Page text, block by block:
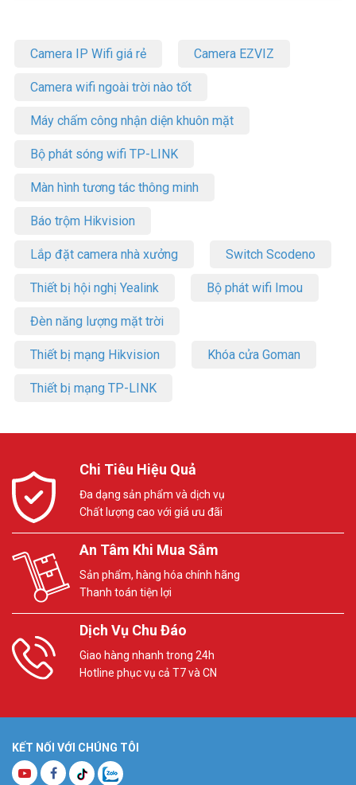
Camera IP Wifi giá rẻ Camera EZVIZ
Camera wifi ngoài trời nào tốt
Máy chấm công nhận diện khuôn mặt
Bộ phát sóng wifi TP-LINK
Màn hình tương tác thông minh
Báo trộm Hikvision
Lắp đặt camera nhà xưởng Switch Scodeno
Thiết bị hội nghị Yealink Bộ phát wifi Imou
Đèn năng lượng mặt trời
Thiết bị mạng Hikvision Khóa cửa Goman
Thiết bị mạng TP-LINK
Chi Tiêu Hiệu Quả
Đa dạng sản phẩm và dịch vụ
Chất lượng cao với giá ưu đãi
An Tâm Khi Mua Sắm
Sản phẩm, hàng hóa chính hãng
Thanh toán tiện lợi
Dịch Vụ Chu Đáo
Giao hàng nhanh trong 24h
Hotline phục vụ cả T7 và CN
KẾT NỐI VỚI CHÚNG TÔI